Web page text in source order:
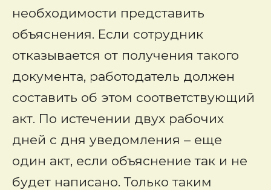
необходимости представить
объяснения. Если сотрудник
отказывается от получения такого
документа, работодатель должен
составить об этом соответствующий
акт. По истечении двух рабочих
дней с дня уведомления – еще
один акт, если объяснение так и не
будет написано. Только таким